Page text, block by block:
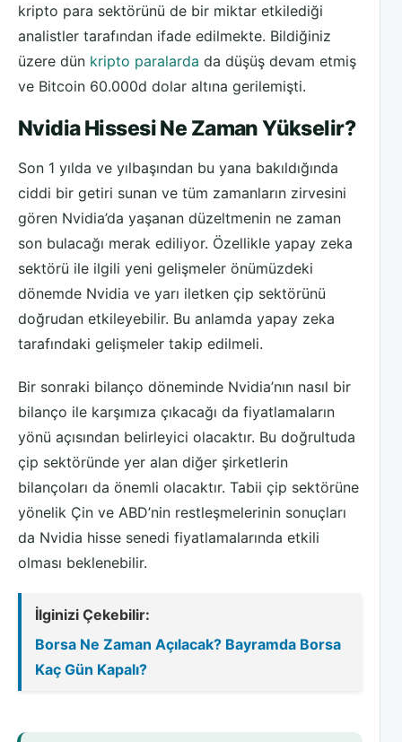
kripto para sektörünü de bir miktar etkilediği
analistler tarafından ifade edilmekte. Bildiğiniz
üzere dün kripto paralarda da düşüş devam etmiş
ve Bitcoin 60.000d dolar altına gerilemişti.
Nvidia Hissesi Ne Zaman Yükselir?
Son 1 yılda ve yılbaşından bu yana bakıldığında
ciddi bir getiri sunan ve tüm zamanların zirvesini
gören Nvidia’da yaşanan düzeltmenin ne zaman
son bulacağı merak ediliyor. Özellikle yapay zeka
sektörü ile ilgili yeni gelişmeler önümüzdeki
dönemde Nvidia ve yarı iletken çip sektörünü
doğrudan etkileyebilir. Bu anlamda yapay zeka
tarafındaki gelişmeler takip edilmeli.
Bir sonraki bilanço döneminde Nvidia’nın nasıl bir
bilanço ile karşımıza çıkacağı da fiyatlamaların
yönü açısından belirleyici olacaktır. Bu doğrultuda
çip sektöründe yer alan diğer şirketlerin
bilançoları da önemli olacaktır. Tabii çip sektörüne
yönelik Çin ve ABD’nin restleşmelerinin sonuçları
da Nvidia hisse senedi fiyatlamalarında etkili
olması beklenebilir.
İlginizi Çekebilir:
Borsa Ne Zaman Açılacak? Bayramda Borsa
Kaç Gün Kapalı?